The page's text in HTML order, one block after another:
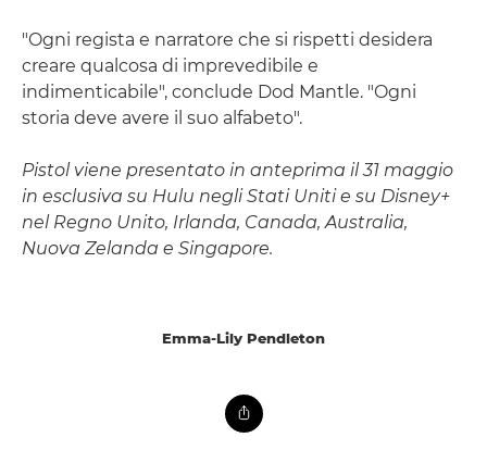
"Ogni regista e narratore che si rispetti desidera
creare qualcosa di imprevedibile e
indimenticabile", conclude Dod Mantle. "Ogni
storia deve avere il suo alfabeto".
Pistol viene presentato in anteprima il 31 maggio
in esclusiva su Hulu negli Stati Uniti e su Disney+
nel Regno Unito, Irlanda, Canada, Australia,
Nuova Zelanda e Singapore.
Emma-Lily Pendleton